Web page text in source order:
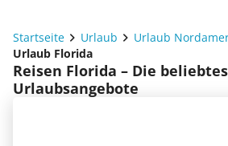
Startseite Urlaub Urlaub
Urlaub Florida
Reisen Florida – Die
Urlaubsangebote